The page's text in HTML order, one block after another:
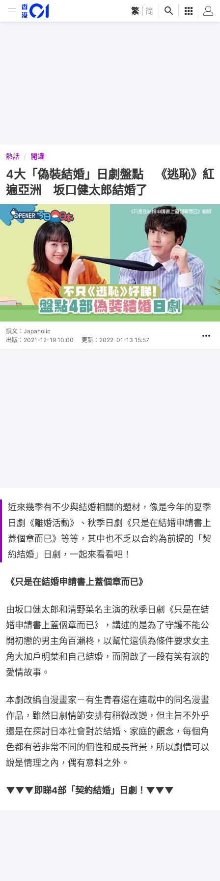
繁 简
熱話 開罐
4大「偽裝結婚」日劇盤點 《逃恥》紅
遍亞洲 坂口健太郎結婚了
撰文： Japaholic
出版： 2021-12-19 10:00 更新： 2022-01-13 15:57
近來幾季有不少與結婚相關的題材，像是今年的夏季
日劇《離婚活動》、秋季日劇《只是在結婚申請書上
蓋個章而已》等等，其中也不乏以合約為前提的「契
約結婚」日劇，一起來看看吧！
《只是在結婚申請書上蓋個章而已》
由坂口健太郎和清野菜名主演的秋季日劇《只是在結
婚申請書上蓋個章而已》，講述的是為了守護不能公
開初戀的男主角百瀨柊，以幫忙還債為條件要求女主
角大加戶明葉和自己結婚，而開啟了一段有笑有淚的
愛情故事。
本劇改編自漫畫家－有生青春還在連載中的同名漫畫
作品，雖然日劇情節安排有稍微改變，但主旨不外乎
還是在探討日本社會對於結婚、家庭的觀念，每個角
色都有著非常不同的個性和成長背景，所以劇情可以
說是情理之內，偶有意料之外。
▼▼▼即睇4部「契約結婚」日劇！▼▼▼